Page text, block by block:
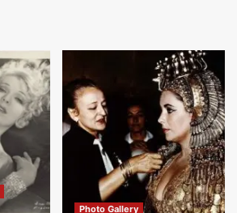
Photo Gallery